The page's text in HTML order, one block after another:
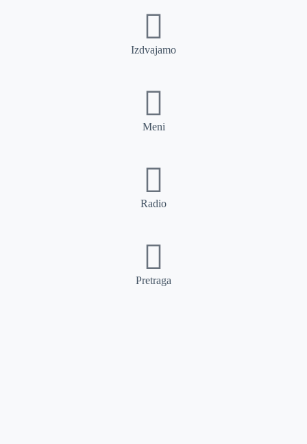
Izdvajamo
Meni
Radio
Pretraga